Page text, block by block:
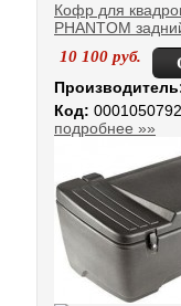
Кофр для
PHANTOM
10 100 руб.
Код:
подробнее »»